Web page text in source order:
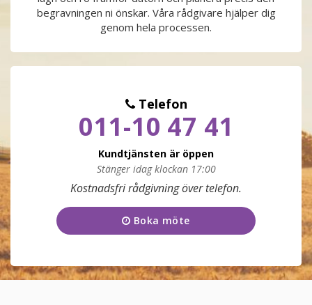
JURIDIK
KONTAKTA OSS
011-10 47 41
begravningen ni önskar. Våra rådgivare hjälper dig
genom hela processen.
Telefon
011-10 47 41
Kundtjänsten är öppen
Stänger idag klockan 17:00
Måndag
09:00 - 17:00
Tisdag
09:00 - 17:00
Onsdag
09:00 - 17:00
Fredag
09:00 - 17:00
Kostnadsfri rådgivning över telefon.
Boka möte